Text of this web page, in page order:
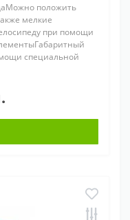
положить
мелкие
при помощи
специальной